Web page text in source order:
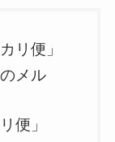
リ便」
メル
便」